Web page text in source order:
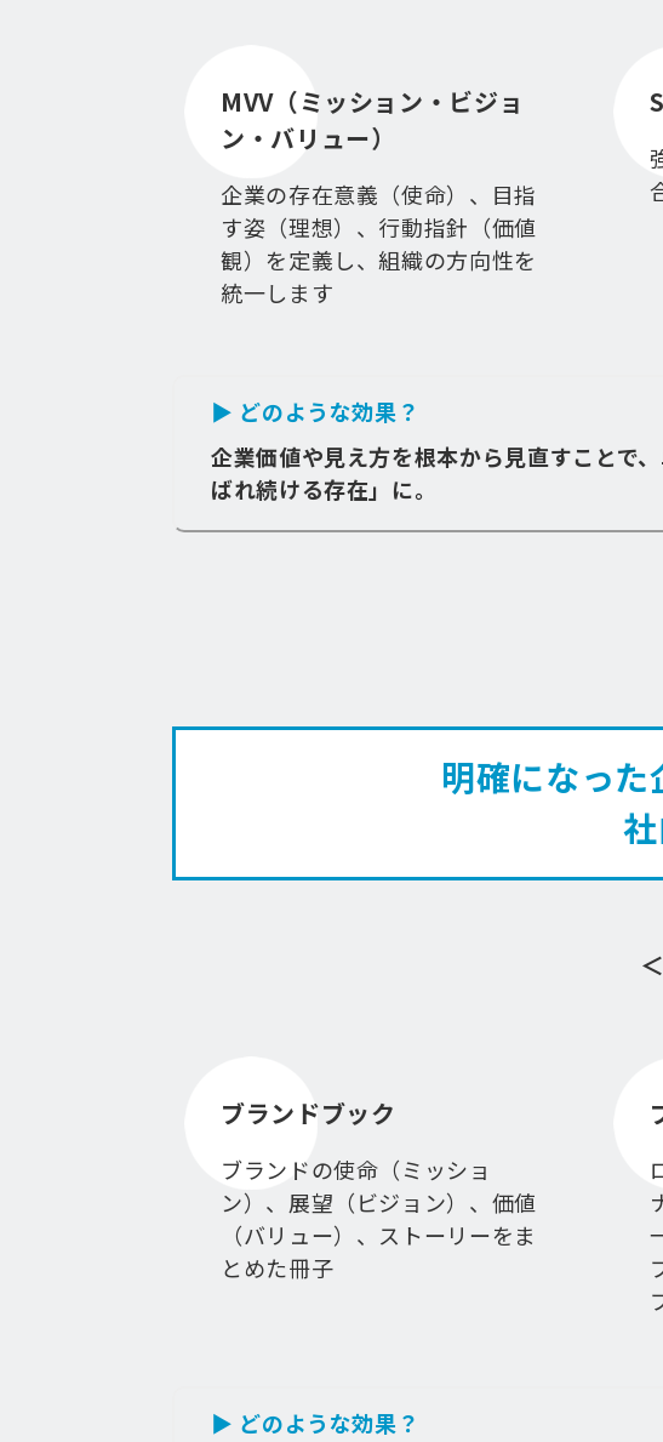
MVV（ミッション・ビジョ
ン・バリュー）
企業の存在意義（使命）、目指
す姿（理想）、行動指針（価値
観）を定義し、組織の方向性を
統一します
▶ どのような効果？
企業価値や見え方を根本から見直すことで
ばれ続ける存在」に。
明確になった
ブランドブック
ブランドの使命（ミッショ
ン）、展望（ビジョン）、価値
（バリュー）、ストーリーをま
とめた冊子
▶ どのような効果？